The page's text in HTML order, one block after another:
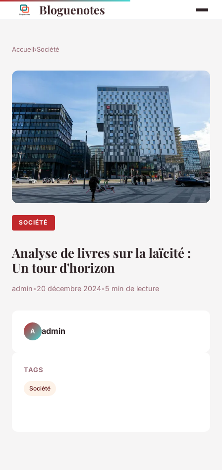
Bloguenotes
Accueil›Société
SOCIÉTÉ
Analyse de livres sur la laïcité :
Un tour d'horizon
admin•20 décembre 2024•5 min de lecture
A admin
TAGS
Société